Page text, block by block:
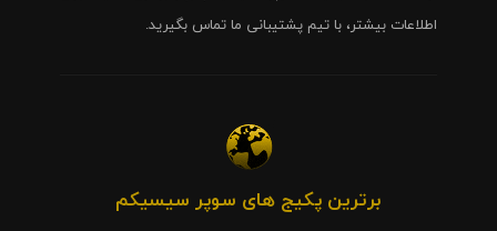
اطلاعات بیشتر، با تیم پشتیبانی ما تماس بگیرید.
برترین پکیج های سوپر سیسیکم